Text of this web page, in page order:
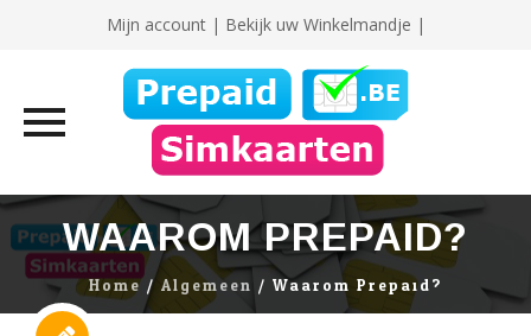
Mijn account| Bekijk uw Winkelmandje |
Skip
to
content WAAROM PREPAID?
Home/ Algemeen / Waarom Prepaid?